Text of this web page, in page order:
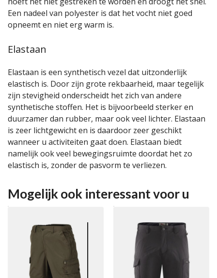
Een nadeel van polyester is dat het vocht niet goed
opneemt en niet erg warm is.
Elastaan
Elastaan is een synthetisch vezel dat uitzonderlijk
elastisch is. Door zijn grote rekbaarheid, maar tegelijk
zijn stevigheid onderscheidt het zich van andere
synthetische stoffen. Het is bijvoorbeeld sterker en
duurzamer dan rubber, maar ook veel lichter. Elastaan
is zeer lichtgewicht en is daardoor zeer geschikt
wanneer u activiteiten gaat doen. Elastaan biedt
namelijk ook veel bewegingsruimte doordat het zo
elastisch is, zonder de pasvorm te verliezen.
Mogelijk ook interessant voor u